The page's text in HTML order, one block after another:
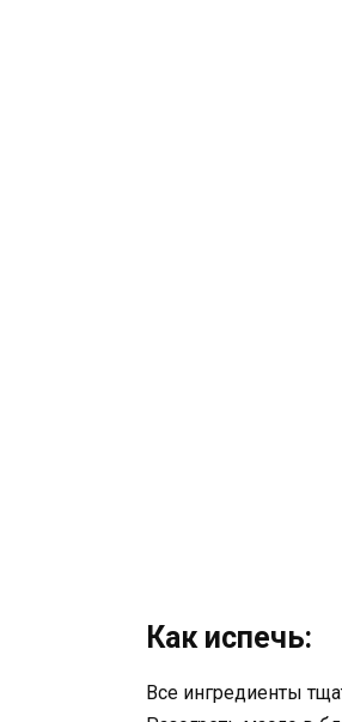
Как испечь:
Все ингредиенты